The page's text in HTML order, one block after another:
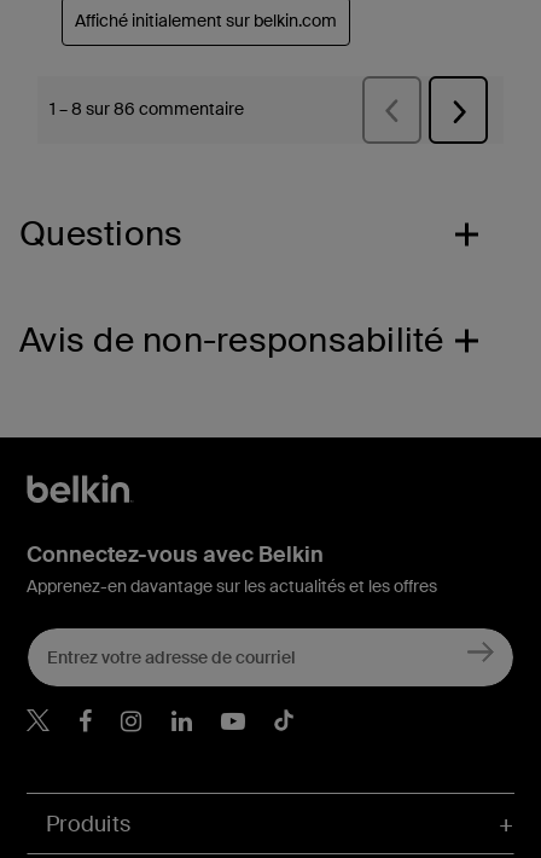
Questions
Avis de non-responsabilité
Produits
Connectez-vous avec Belkin
Apprenez-en davantage sur les actualités et les offres
Belkin Twitter
Belkin Facebook
Belkin Instagram
Belkin LinkedIn
Belkin Youtube
Belkin TikTok